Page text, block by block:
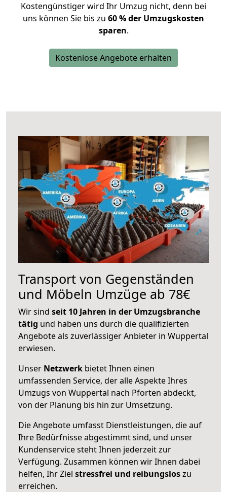
Kostengünstiger wird Ihr Umzug nicht, denn bei
uns können Sie bis zu 60 % der Umzugskosten
sparen.
Kostenlose Angebote erhalten
Transport von Gegenständen
und Möbeln Umzüge ab 78€
Wir sind seit 10 Jahren in der Umzugsbranche
tätig und haben uns durch die qualifizierten
Angebote als zuverlässiger Anbieter in Wuppertal
erwiesen.
Unser Netzwerk bietet Ihnen einen
umfassenden Service, der alle Aspekte Ihres
Umzugs von Wuppertal nach Pforten abdeckt,
von der Planung bis hin zur Umsetzung.
Die Angebote umfasst Dienstleistungen, die auf
Ihre Bedürfnisse abgestimmt sind, und unser
Kundenservice steht Ihnen jederzeit zur
Verfügung. Zusammen können wir Ihnen dabei
helfen, Ihr Ziel stressfrei und reibungsloszu
erreichen.